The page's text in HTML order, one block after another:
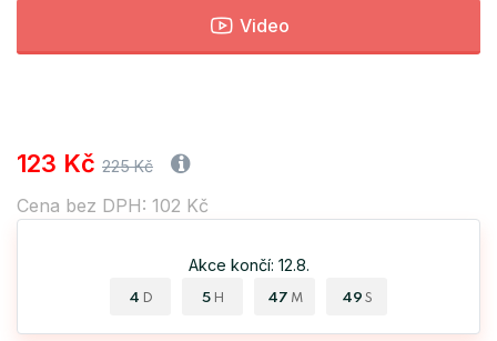
Video
123 Kč 225 Kč
Cena bez DPH: 102 Kč
Akce končí: 12.8.
4 D 5 H 47 M 48 S